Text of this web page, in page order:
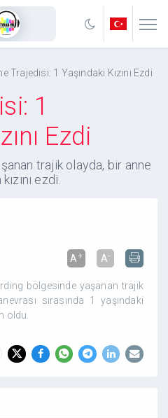
Trajedisi: 1 Yaşındaki Kızını Ezdi
1
Ezdi
trajik olayda, bir anne
ezdi.
A+ A-
bölgesinde yaşanan trajik
sırasında 1 yaşındaki
oldu.